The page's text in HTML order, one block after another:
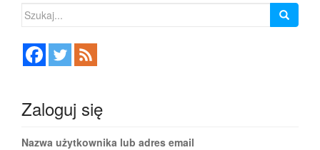
Szukaj:
Zaloguj się
Nazwa użytkownika lub adres email